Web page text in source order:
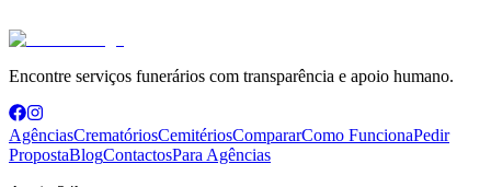
Encontre serviços funerários com transparência e apoio humano.
AgênciasCrematóriosCemitériosCompararComo FuncionaPedir
PropostaBlogContactosPara Agências